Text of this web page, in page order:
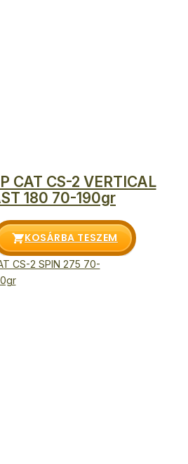
CAT CS-2 VERTICAL
180 70-190gr
KOSÁRBA TESZEM